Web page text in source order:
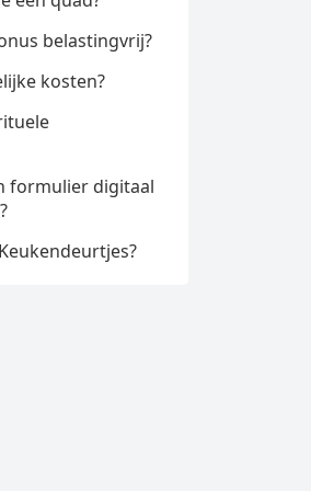
belastingvrij?
kosten?
formulier digitaal